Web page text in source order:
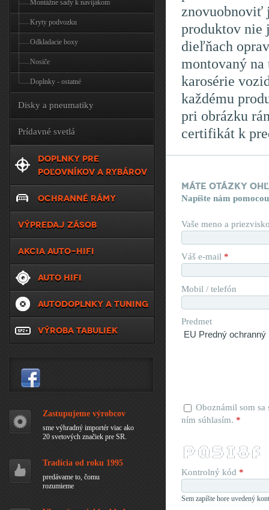
znovuobnoviť
produktov nie
dieľňach
montovaný na
karosérie
každému
pri obrázku
certifikát k
Máte otázky
Napíšte nám
Vaše meno a
Váš e-mail *
Mobil / telefón
Predmet
Oboznámil som sa
ním súhlasím. *
|  _ \   / _ \  | ___|  |_ _|  ( _ )   / _|
| |_) | | | | | |___ \   | |   / _ \  | |_
|  __/  | |_| |  ___) |  | |  | (_) | |  _|
|_|      \__\_\ |____/  |___|  \___/  |_|
Kontrolný kód *
Sem zapíšte hore uvedený
Montážne sady k navijákom
Kryty podvozku
Odkladacie boxy
Nosiče
Doplnky - ostatné
Disky a pneumatiky
Prídavné svetlá
DOPLNKY PRE
POĽOVNÍKOV A RYBÁROV
OCHRANNÉ RÁMY
VÝPREDAJ ZÁSOB
AKCIA AUTO-HIFI
AUTO HIFI
AUTODOPLNKY A TUNING
VÝROBA TABULIEK
Zastupujeme výrobcov
sme výhradný importér viac ako
20 svetových značiek pre SR.
Tradícia od roku 1995
predávame to, čomu
rozumieme